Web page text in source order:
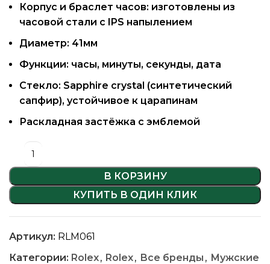
Корпус и браслет часов: изготовлены из
часовой стали с IPS напылением
Диаметр: 41мм
Функции: часы, минуты, секунды, дата
Стекло: Sapphire crystal (синтетический
сапфир), устойчивое к царапинам
Раскладная застёжка с эмблемой
В КОРЗИНУ
КУПИТЬ В ОДИН КЛИК
Артикул: RLM061
Категории: Rolex, Rolex, Все бренды , Мужские